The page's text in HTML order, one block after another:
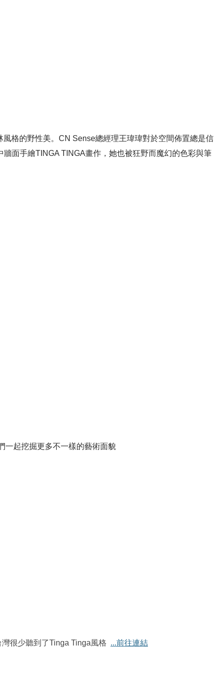
格的野性美。CN Sense總經理王瑋瑋對於空間佈置總是信
面手繪TINGA TINGA畫作，她也被狂野而魔幻的色彩與筆
一起挖掘更多不一樣的藝術面貌
很少聽到了Tinga Tinga風格 ...前往連結